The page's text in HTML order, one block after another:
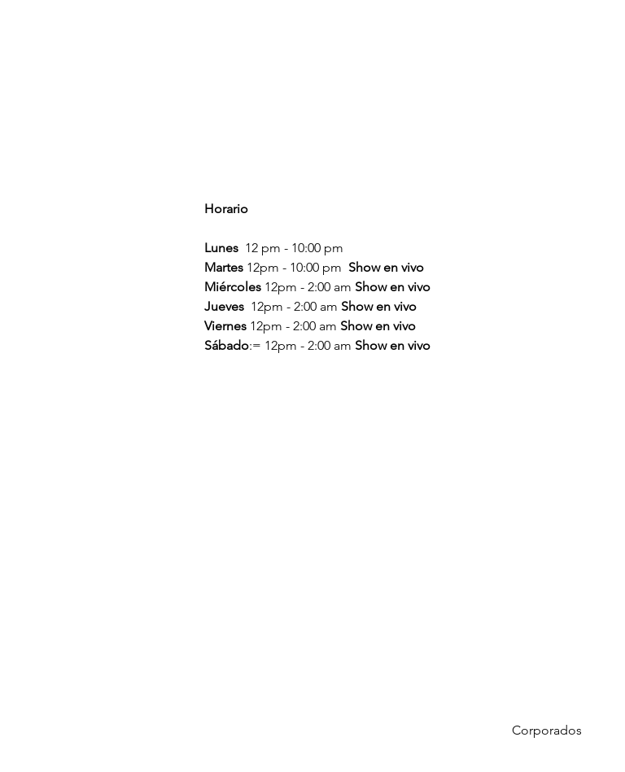
Horario
Lunes
  12 pm - 10:00 pm
Martes 12pm - 10:00 pm Show en vivo
Miércoles 12pm - 2:00 am Show en vivo
Jueves
  12pm - 2:00 am
Show en vivo
Viernes 12pm - 2:00 am Show en vivo
Sábado:= 12pm - 2:00 am Show en vivo
Corporados